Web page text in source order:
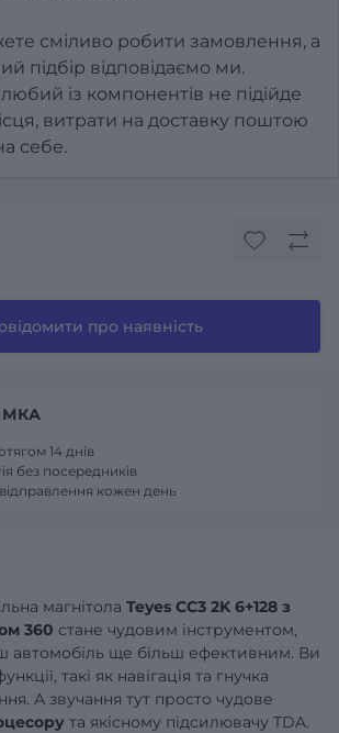
сміливо робити замовлення, а
підбір відповідаємо ми.
із компонентів не підійде
витрати на доставку поштою
себе.
про наявність
магнітола Teyes CC3 2K 6+128 з
360 стане чудовим інструментом,
автомобіль ще більш ефективним. Ви
такі як навігація та гнучка
А звучання тут просто чудове
та якісному підсилювачу TDA.
14 днів
без посередників
відправлення кожен день